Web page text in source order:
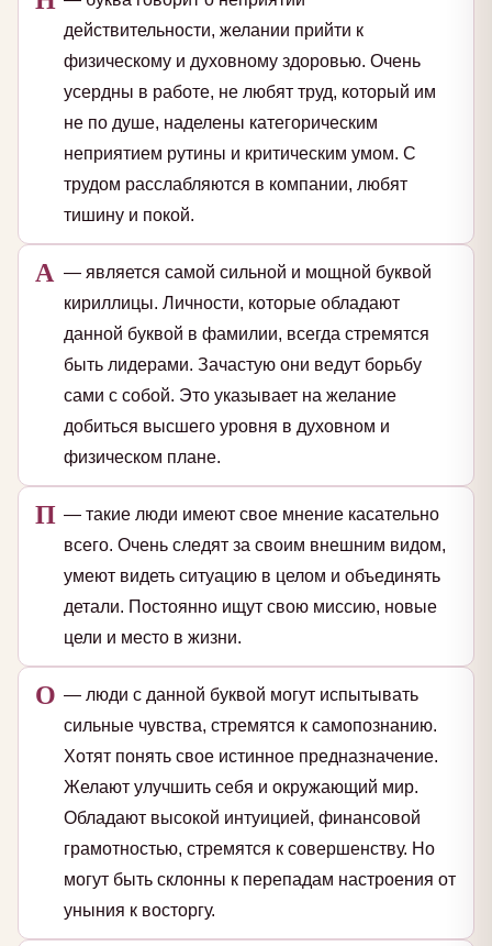
действительности, желании прийти к
физическому и духовному здоровью. Очень
усердны в работе, не любят труд, который им
не по душе, наделены категорическим
неприятием рутины и критическим умом. С
трудом расслабляются в компании, любят
тишину и покой.
А — является самой сильной и мощной буквой
кириллицы. Личности, которые обладают
данной буквой в фамилии, всегда стремятся
быть лидерами. Зачастую они ведут борьбу
сами с собой. Это указывает на желание
добиться высшего уровня в духовном и
физическом плане.
П — такие люди имеют свое мнение касательно
всего. Очень следят за своим внешним видом,
умеют видеть ситуацию в целом и объединять
детали. Постоянно ищут свою миссию, новые
цели и место в жизни.
О — люди с данной буквой могут испытывать
сильные чувства, стремятся к самопознанию.
Хотят понять свое истинное предназначение.
Желают улучшить себя и окружающий мир.
Обладают высокой интуицией, финансовой
грамотностью, стремятся к совершенству. Но
могут быть склонны к перепадам настроения от
уныния к восторгу.